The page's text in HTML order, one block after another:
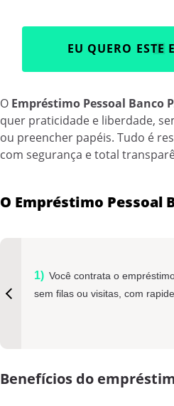
EU QUERO ESTE
O Empréstimo Pessoal Banco
quer praticidade e liberdade,
ou preencher papéis. Tudo é
com segurança e total
O Empréstimo Pessoal
Você contrata o
sem filas ou visitas, com
Benefícios do